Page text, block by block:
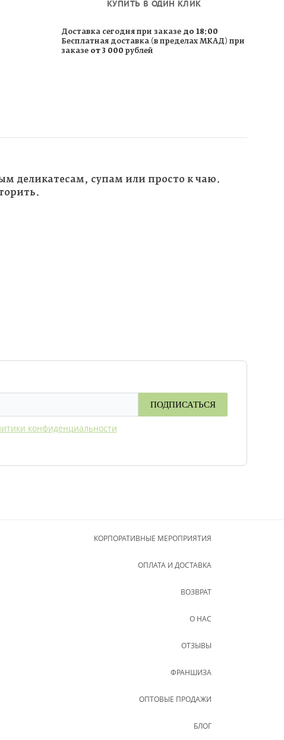
КУПИТЬ В ОДИН КЛИК
Доставка сегодня при заказе до 18:00
Бесплатная доставка (в пределах МКАД) при
заказе от 3 000 рублей
деликатесам, супам или просто к чаю.
ПОДПИСАТЬСЯ
конфиденциальности
КОРПОРАТИВНЫЕ МЕРОПРИЯТИЯ
ОПЛАТА И ДОСТАВКА
ВОЗВРАТ
О НАС
ОТЗЫВЫ
ФРАНШИЗА
ОПТОВЫЕ ПРОДАЖИ
БЛОГ